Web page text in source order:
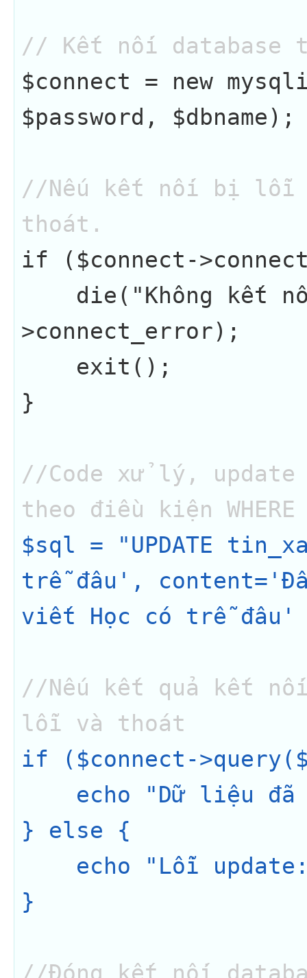
// Kết nối database
$connect = new
$password, $dbname);
//Nếu kết nối bị lỗi
thoát.
if ($connect-
>connect_error);
}
//Code xử lý,
theo điều kiện
$sql = "UPDATE
trễ đâu',
viết Học có trễ đâu'
//Nếu kết quả kết
lỗi và thoát
if ($connect-
} else {
}